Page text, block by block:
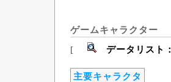
ゲームキャラクター
[
データリスト：
主要キャラクタ